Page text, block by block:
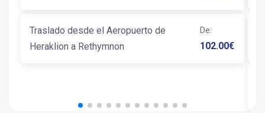
Traslado desde el Aeropuerto de
Heraklion a Rethymnon
De:
102.00€